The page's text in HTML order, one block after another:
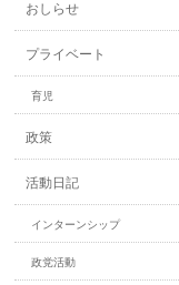
おしらせ
プライベート
育児
政策
活動日記
インターンシップ
政党活動